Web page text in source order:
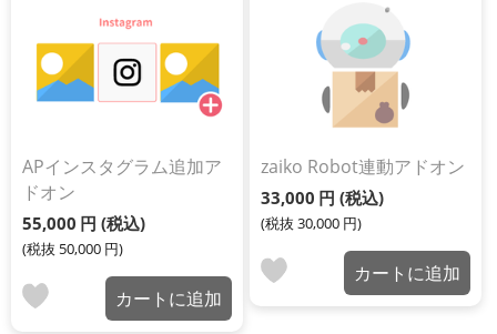
APインスタグラム追加ア
ドオン
55,000 円 (税込)
(税抜 50,000 円)
カートに追加
zaiko Robot連動アドオン
33,000 円 (税込)
(税抜 30,000 円)
カートに追加